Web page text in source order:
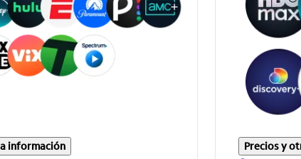
información
Precios y